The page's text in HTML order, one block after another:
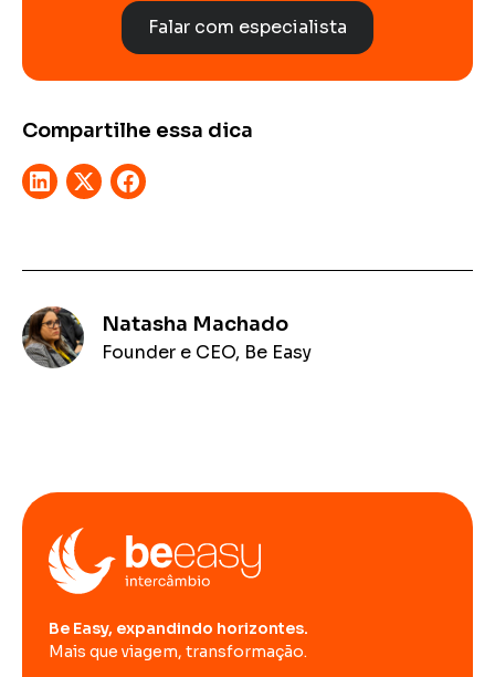
Falar com especialista
Compartilhe essa dica
Natasha Machado
Founder e CEO, Be Easy
Be Easy, expandindo horizontes.
Mais que viagem, transformação.